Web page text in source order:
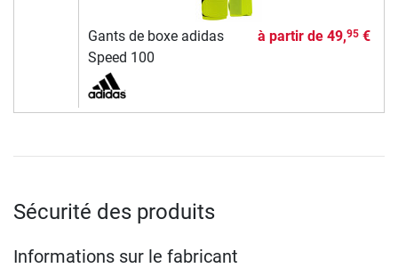
Gants de boxe adidas
Speed 100
à partir de 49,95€
Sécurité des produits
Informations sur le fabricant